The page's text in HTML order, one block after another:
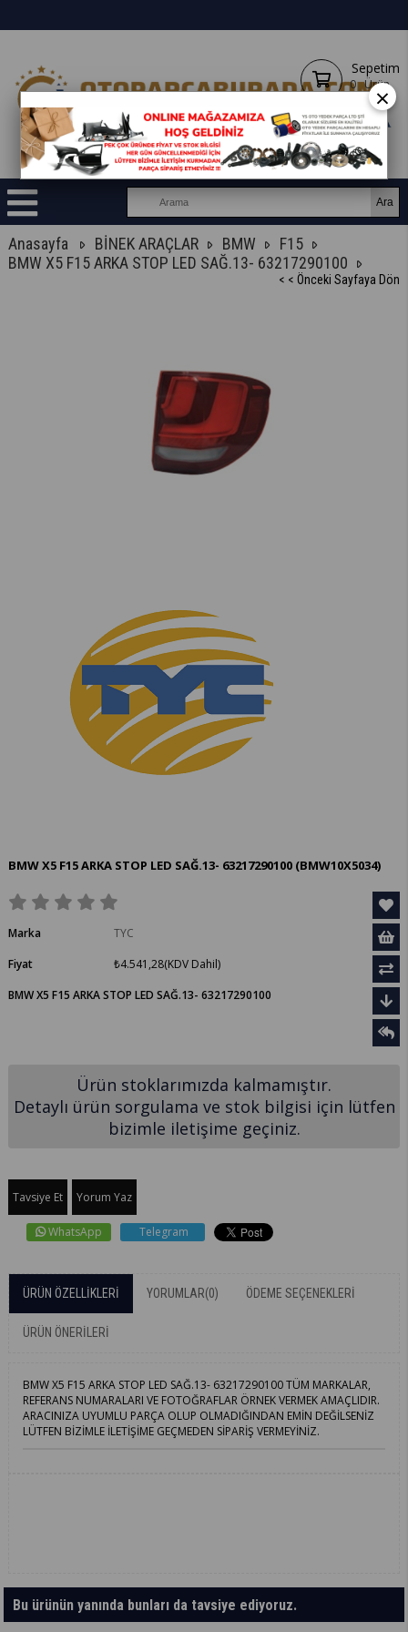
Sepetim
0 Ürün
Anasayfa BİNEK ARAÇLAR BMW
F15
BMW X5 F15 ARKA STOP LED SAĞ.13- 63217290100
< < Önceki Sayfaya Dön
BMW X5 F15 ARKA STOP LED SAĞ.13- 63217290100 (BMW10X5034)
Marka
TYC
Fiyat
₺4.541,28(KDV Dahil)
BMW X5 F15 ARKA STOP LED SAĞ.13- 63217290100
Ürün stoklarımızda kalmamıştır.
Detaylı ürün sorgulama ve stok bilgisi için lütfen
bizimle iletişime geçiniz.
Tavsiye Et Yorum Yaz
WhatsApp Telegram
ÜRÜN ÖZELLIKLERI YORUMLAR(0) ÖDEME SEÇENEKLERI
ÜRÜN ÖNERILERI
BMW X5 F15 ARKA STOP LED SAĞ.13- 63217290100 TÜM MARKALAR,
REFERANS NUMARALARI VE FOTOĞRAFLAR ÖRNEK VERMEK AMAÇLIDIR.
ARACINIZA UYUMLU PARÇA OLUP OLMADIĞINDAN EMİN DEĞİLSENİZ
LÜTFEN BİZİMLE İLETİŞİME GEÇMEDEN SİPARİŞ VERMEYİNİZ.
Bu ürünün yanında bunları da tavsiye ediyoruz.
×